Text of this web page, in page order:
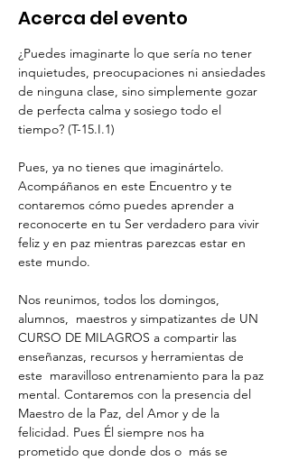
Acerca del evento
¿Puedes imaginarte lo que sería no tener
inquietudes, preocupaciones ni ansiedades
de ninguna clase, sino simplemente gozar
de perfecta calma y sosiego todo el
tiempo? (T-15.I.1)
Pues, ya no tienes que imaginártelo.
Acompáñanos en este Encuentro y te
contaremos cómo puedes aprender a
reconocerte en tu Ser verdadero para vivir
feliz y en paz mientras parezcas estar en
este mundo.
Nos reunimos, todos los domingos,
alumnos,  maestros y simpatizantes de UN
CURSO DE MILAGROS a compartir las
enseñanzas, recursos y herramientas de
este  maravilloso entrenamiento para la paz
mental. Contaremos con la presencia del
Maestro de la Paz, del Amor y de la
felicidad. Pues Él siempre nos ha
prometido que donde dos o  más se